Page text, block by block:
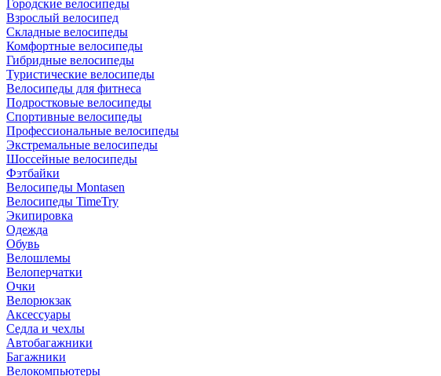
Городские велосипеды
Взрослый велосипед
Складные велосипеды
Комфортные велосипеды
Гибридные велосипеды
Туристические велосипеды
Велосипеды для фитнеса
Подростковые велосипеды
Спортивные велосипеды
Профессиональные велосипеды
Экстремальные велосипеды
Шоссейные велосипеды
Фэтбайки
Велосипеды Montasen
Велосипеды TimeTry
Экипировка
Одежда
Обувь
Велошлемы
Велоперчатки
Очки
Велорюкзак
Аксессуары
Седла и чехлы
Автобагажники
Багажники
Велокомпьютеры